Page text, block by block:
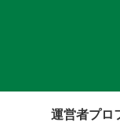
運営者プロ